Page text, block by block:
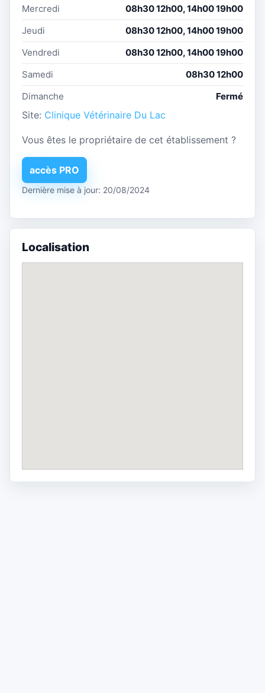
Mercredi
08h30 12h00, 14h00 19h00
Jeudi
08h30 12h00, 14h00 19h00
Vendredi
08h30 12h00, 14h00 19h00
Samedi
08h30 12h00
Dimanche
Fermé
Site: Clinique Vétérinaire Du Lac
Vous êtes le propriétaire de cet établissement ?
accès PRO
Dernière mise à jour: 20/08/2024
Localisation